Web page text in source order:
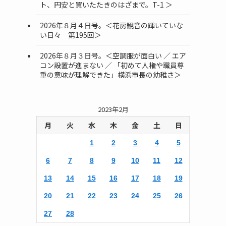
ト、円安と買いたたきのはざまで。T-1 ＞
2026年８月４日号。＜花房観音の輝いていな
い日々 第195回＞
2026年８月３日号。＜空調服が面白い ／ エア
コン設置が進まない ／ 「初めて人権や職員尊
重の意味が理解できた」横浜市長の幼稚さ＞
2023年2月
月 火 水 木 金 土 日
1 2 3 4 5
6 7 8 9 10 11 12
13 14 15 16 17 18 19
20 21 22 23 24 25 26
27 28